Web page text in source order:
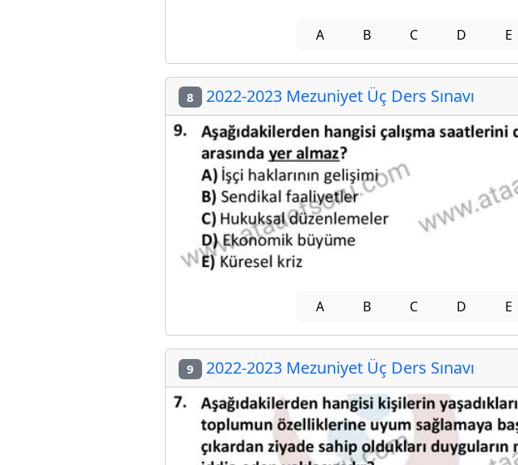
A B C D E
8 2022-2023 Mezuniyet Üç Ders Sınavı
A B C D E
9 2022-2023 Mezuniyet Üç Ders Sınavı